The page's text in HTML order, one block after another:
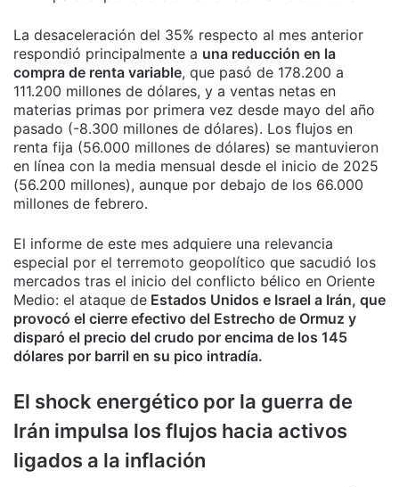
La desaceleración del 35% respecto al mes anterior
respondió principalmente a una reducción en la
compra de renta variable, que pasó de 178.200 a
111.200 millones de dólares, y a ventas netas en
materias primas por primera vez desde mayo del año
pasado (-8.300 millones de dólares). Los flujos en
renta fija (56.000 millones de dólares) se mantuvieron
en línea con la media mensual desde el inicio de 2025
(56.200 millones), aunque por debajo de los 66.000
millones de febrero.
El informe de este mes adquiere una relevancia
especial por el terremoto geopolítico que sacudió los
mercados tras el inicio del conflicto bélico en Oriente
Medio: el ataque de Estados Unidos e Israel a Irán, que
provocó el cierre efectivo del Estrecho de Ormuz y
disparó el precio del crudo por encima de los 145
dólares por barril en su pico intradía.
El shock energético por la guerra de
Irán impulsa los flujos hacia activos
ligados a la inflación